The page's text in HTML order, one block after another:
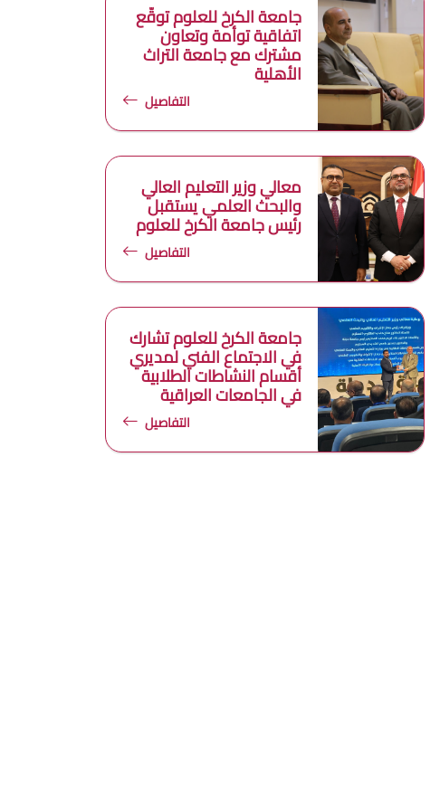
جامعة الكرخ للعلوم توقّع
اتفاقية توأمة وتعاون
مشترك مع جامعة التراث
الأهلية
التفاصيل
معالي وزير التعليم العالي
والبحث العلمي يستقبل
رئيس جامعة الكرخ للعلوم
التفاصيل
جامعة الكرخ للعلوم تشارك
في الاجتماع الفني لمديري
أقسام النشاطات الطلابية
في الجامعات العراقية
التفاصيل